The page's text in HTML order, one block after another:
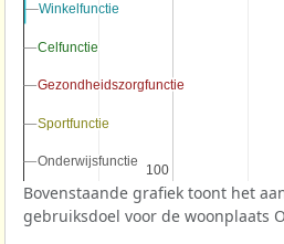
100
100
Winkelfunctie
Winkelfunctie
Celfunctie
Celfunctie
Gezondheidszorgfunctie
Gezondheidszorgfunctie
Sportfunctie
Sportfunctie
Onderwijsfunctie
Onderwijsfunctie
Bovenstaande grafiek toont het
gebruiksdoel voor de woonplaats